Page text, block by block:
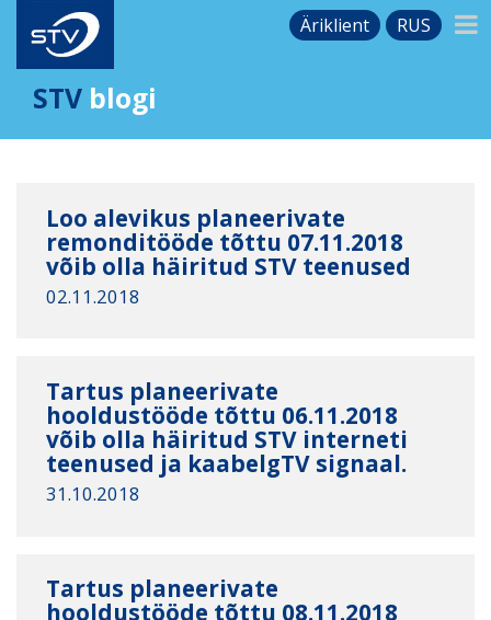
Äriklient RUS
STV blogi
Loo alevikus planeerivate
remonditööde tõttu 07.11.2018
võib olla häiritud STV teenused
02.11.2018
Tartus planeerivate
hooldustööde tõttu 06.11.2018
võib olla häiritud STV interneti
teenused ja kaabelgTV signaal.
31.10.2018
Tartus planeerivate
hooldustööde tõttu 08.11.2018